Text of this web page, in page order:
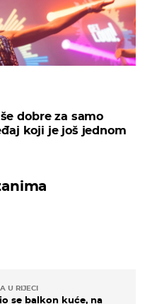
dobre za samo
koji je još jednom
U RIJECI
se balkon kuće, na